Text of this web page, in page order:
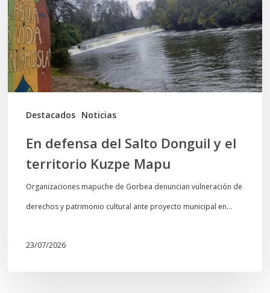
Destacados Noticias
Donguil
y
el
territorio
Kuzpe
Mapu
En defensa del Salto Donguil y el
territorio Kuzpe Mapu
Organizaciones mapuche de Gorbea denuncian vulneración de
derechos y patrimonio cultural ante proyecto municipal en…
23/07/2026